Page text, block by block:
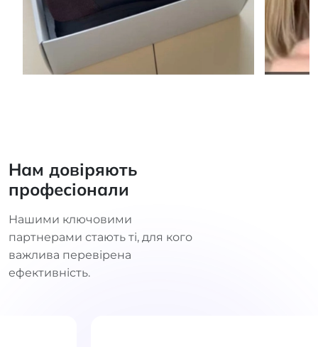
Нам довіряють
професіонали
Нашими ключовими
партнерами стають ті, для кого
важлива перевірена
ефективність.